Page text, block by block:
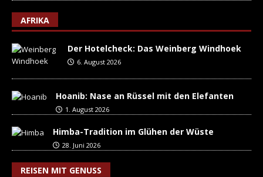
AFRIKA
Der Hotelcheck: Das Weinberg Windhoek
6. August 2026
Hoanib: Nase an Rüssel mit den Elefanten
1. August 2026
Himba-Tradition im Glühen der Wüste
28. Juni 2026
REISEN MIT GENUSS